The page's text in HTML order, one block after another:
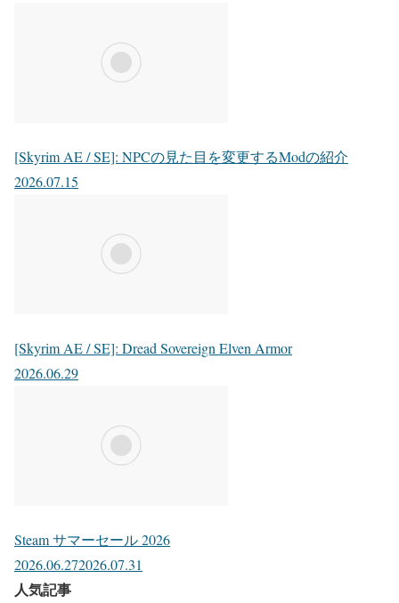
[Skyrim AE / SE]: NPCの見た目を変更するModの紹介
2026.07.15
[Skyrim AE / SE]: Dread Sovereign Elven Armor
2026.06.29
Steam サマーセール 2026
2026.06.272026.07.31
人気記事